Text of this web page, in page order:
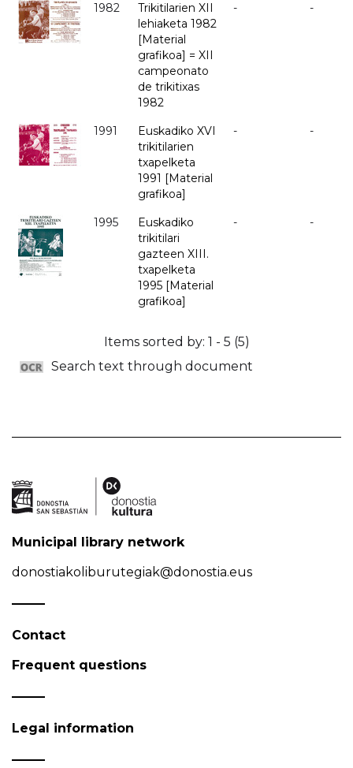
1982
Trikitilarien XII
lehiaketa 1982
[Material
grafikoa] = XII
campeonato
de trikitixas
1982
- -
1991
Euskadiko XVI
trikitilarien
txapelketa
1991 [Material
grafikoa]
- -
1995
Euskadiko
trikitilari
gazteen XIII.
txapelketa
1995 [Material
grafikoa]
- -
Items sorted by: 1 - 5 (5)
Search text through document
Municipal library network
donostiakoliburutegiak@donostia.eus
Contact
Frequent questions
Legal information